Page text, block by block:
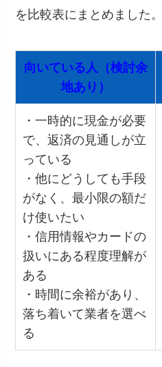
を比較表にまとめました。
向いている人（検討余
地あり）
・一時的に現金が必要
で、返済の見通しが立
っている
・他にどうしても手段
がなく、最小限の額だ
け使いたい
・信用情報やカードの
扱いにある程度理解が
ある
・時間に余裕があり、
落ち着いて業者を選べ
る